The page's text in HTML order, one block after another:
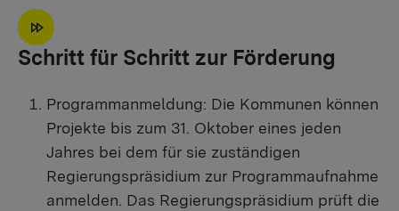
Schritt für Schritt zur Förderung
Programmanmeldung: Die Kommunen können
Projekte bis zum 31. Oktober eines jeden
Jahres bei dem für sie zuständigen
Regierungspräsidium zur Programmaufnahme
anmelden. Das Regierungspräsidium prüft die